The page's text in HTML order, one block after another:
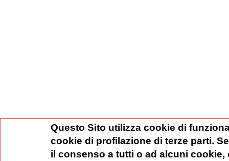
Questo Sito utilizza cookie di
cookie di profilazione di terze parti.
il consenso a tutti o ad alcuni